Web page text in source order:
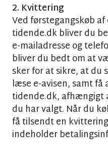
2. Kvittering
Ved førstegangskøb
tidende.dk bliver du
e-mailadresse og
bliver du bedt om at
sker for at sikre, at du
læse e-avisen, samt
tidende.dk, afhængigt
du har valgt. Når du
få tilsendt en
indeholder